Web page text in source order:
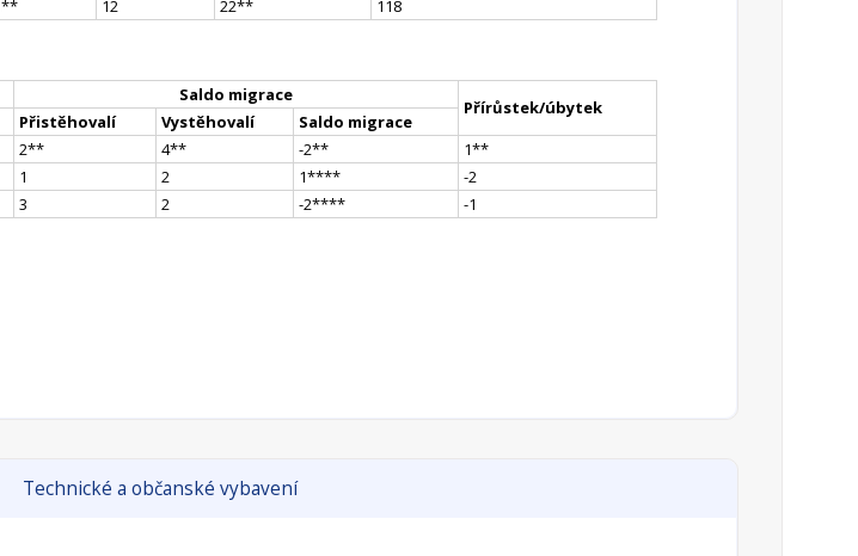
** 12 22**
118
Saldo migrace
Přírůstek/úbytek
Přistěhovalí Vystěhovalí
Saldo migrace
2** 4** -2** 1**
1 2 1****
-2
3 2 -2****
-1
Technické a občanské vybavení